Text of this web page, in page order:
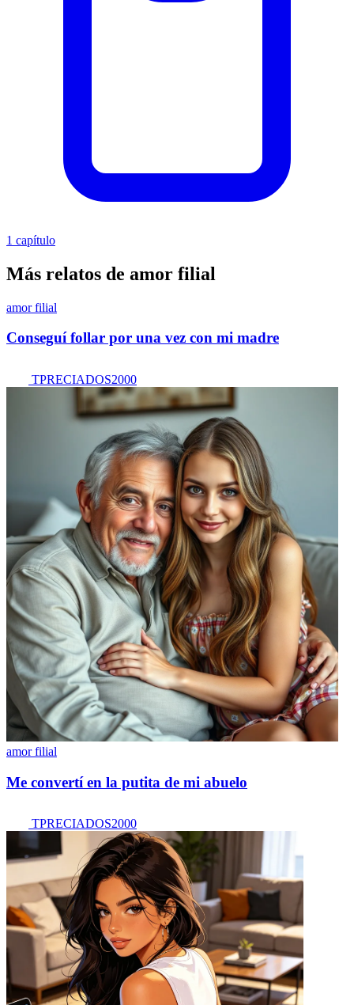
1 capítulo
Más relatos de amor filial
amor filial
Conseguí follar por una vez con mi madre
TPRECIADOS2000
amor filial
Me convertí en la putita de mi abuelo
TPRECIADOS2000